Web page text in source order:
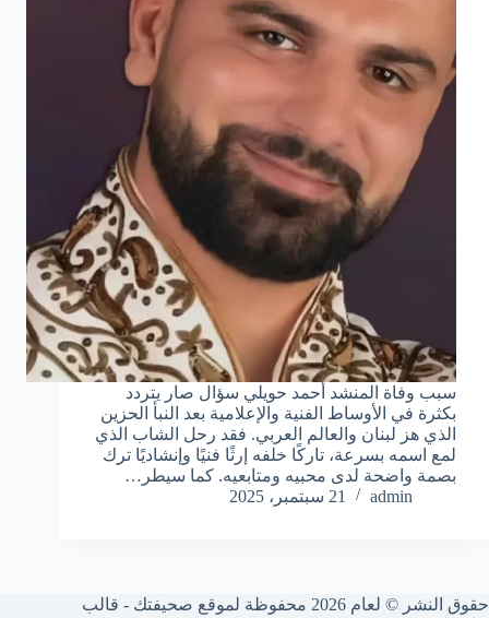
سبب وفاة المنشد أحمد حويلي سؤال صار يتردد
بكثرة في الأوساط الفنية والإعلامية بعد النبأ الحزين
الذي هز لبنان والعالم العربي. فقد رحل الشاب الذي
لمع اسمه بسرعة، تاركًا خلفه إرثًا فنيًا وإنشاديًا ترك
بصمة واضحة لدى محبيه ومتابعيه. كما سيطر…
admin
21 سبتمبر، 2025
حقوق النشر © لعام 2026 محفوظة لموقع صحيفتك - قالب